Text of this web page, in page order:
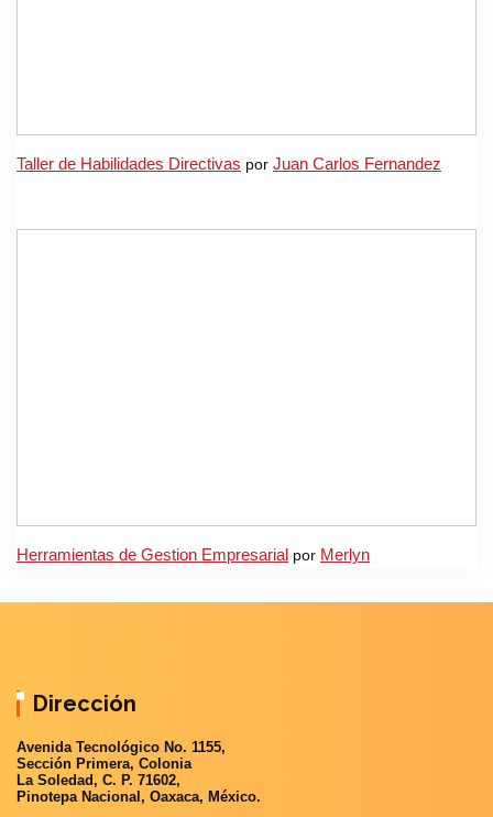
Taller de Habilidades Directivas por Juan Carlos Fernandez
Herramientas de Gestion Empresarial por Merlyn
Dirección
Avenida Tecnológico No. 1155,
Sección Primera, Colonia
La Soledad, C. P. 71602,
Pinotepa Nacional, Oaxaca, México.